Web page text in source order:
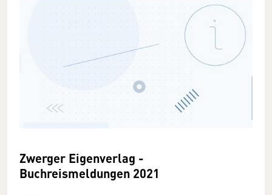
Zwerger Eigenverlag -
Buchreismeldungen 2021